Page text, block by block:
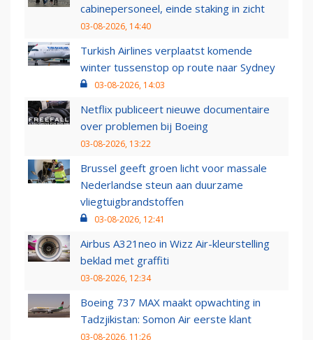
cabinepersoneel, einde staking in zicht
03-08-2026, 14:40
Turkish Airlines verplaatst komende
winter tussenstop op route naar Sydney
03-08-2026, 14:03
Netflix publiceert nieuwe documentaire
over problemen bij Boeing
03-08-2026, 13:22
Brussel geeft groen licht voor massale
Nederlandse steun aan duurzame
vliegtuigbrandstoffen
03-08-2026, 12:41
Airbus A321neo in Wizz Air-kleurstelling
beklad met graffiti
03-08-2026, 12:34
Boeing 737 MAX maakt opwachting in
Tadzjikistan: Somon Air eerste klant
03-08-2026, 11:26